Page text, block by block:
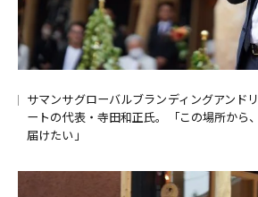
サマンサグローバルブランディングアンド
ートの代表・寺田和正氏。「この場所から
届けたい」